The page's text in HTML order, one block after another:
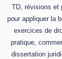
TD, révisions et
pour appliquer la
exercices de
pratique,
dissertation